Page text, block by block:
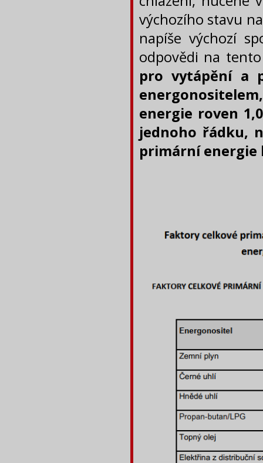
výchozího stavu
napíše výchozí
odpovědi na
pro vytápění a
energie roven
jednoho řádku,
primární energie